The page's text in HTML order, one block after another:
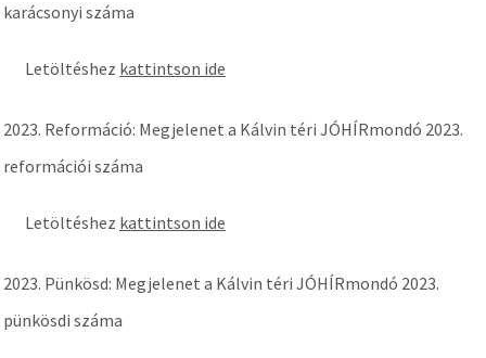
karácsonyi száma
Letöltéshez kattintson ide
2023. Reformáció: Megjelenet a Kálvin téri JÓHÍRmondó 2023.
reformációi száma
Letöltéshez kattintson ide
2023. Pünkösd: Megjelenet a Kálvin téri JÓHÍRmondó 2023.
pünkösdi száma